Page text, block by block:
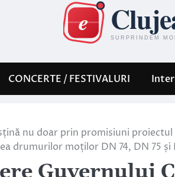
CONCERTE / FESTIVALURI
nu doar prin promisiuni
drumurilor moților DN 74, DN 75 și